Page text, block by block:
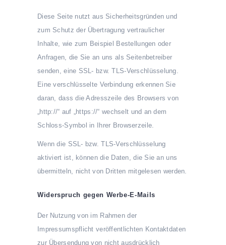
Diese Seite nutzt aus Sicherheitsgründen und
zum Schutz der Übertragung vertraulicher
Inhalte, wie zum Beispiel Bestellungen oder
Anfragen, die Sie an uns als Seitenbetreiber
senden, eine SSL- bzw. TLS-Verschlüsselung.
Eine verschlüsselte Verbindung erkennen Sie
daran, dass die Adresszeile des Browsers von
„http://“ auf „https://“ wechselt und an dem
Schloss-Symbol in Ihrer Browserzeile.
Wenn die SSL- bzw. TLS-Verschlüsselung
aktiviert ist, können die Daten, die Sie an uns
übermitteln, nicht von Dritten mitgelesen werden.
Widerspruch gegen Werbe-E-Mails
Der Nutzung von im Rahmen der
Impressumspflicht veröffentlichten Kontaktdaten
zur Übersendung von nicht ausdrücklich